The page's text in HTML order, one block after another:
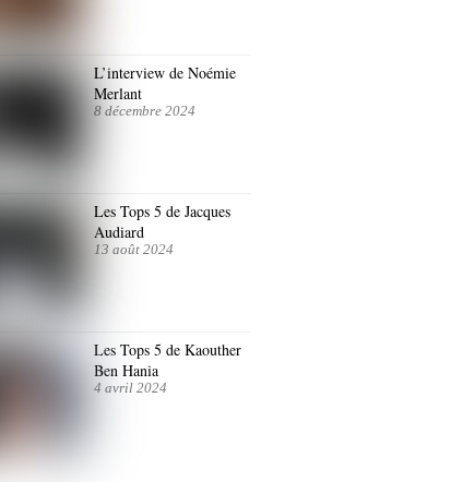
L’interview de Noémie
Merlant
8 décembre 2024
Les Tops 5 de Jacques
Audiard
13 août 2024
Les Tops 5 de Kaouther
Ben Hania
4 avril 2024